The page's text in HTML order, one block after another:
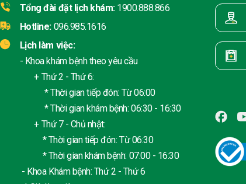
Tổng đài đặt lịch khám: 1900.888.866
Hotline: 096.985.1616
Lịch làm việc:
- Khoa khám bệnh theo yêu cầu
+ Thứ 2 - Thứ 6:
* Thời gian tiếp đón: Từ 06:00
* Thời gian khám bệnh: 06:30 - 16:30
+ Thứ 7 - Chủ nhật:
* Thời gian tiếp đón: Từ 06:30
* Thời gian khám bệnh: 07:00 - 16:30
- Khoa Khám bệnh: Thứ 2 - Thứ 6